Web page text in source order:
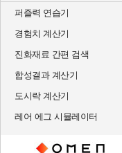
퍼즐력 연습기
경험치 계산기
진화재료 간편 검색
합성결과 계산기
도시락 계산기
레어 에그 시뮬레이터